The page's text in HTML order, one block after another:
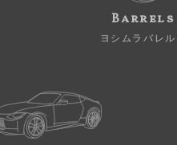
Barrels
ヨシムラバレ